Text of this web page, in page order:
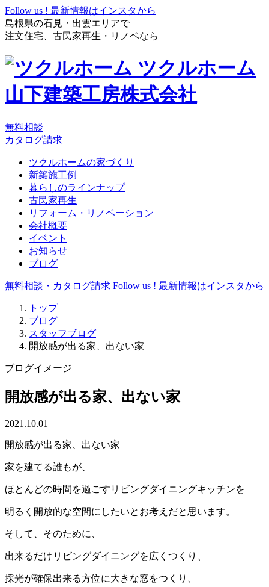
Follow us ! 最新情報はインスタから
島根県の石見・出雲エリアで
注文住宅、古民家再生・リノベなら
ツクルホーム
山下建築工房株式会社
無料相談
カタログ請求
ツクルホームの家づくり
新築施工例
暮らしのラインナップ
古民家再生
リフォーム・リノベーション
会社概要
イベント
お知らせ
ブログ
無料相談・カタログ請求 Follow us ! 最新情報はインスタから
トップ
ブログ
スタッフブログ
開放感が出る家、出ない家
ブログイメージ
開放感が出る家、出ない家
2021.10.01
開放感が出る家、出ない家
家を建てる誰もが、
ほとんどの時間を過ごすリビングダイニングキッチンを
明るく開放的な空間にしたいとお考えだと思います。
そして、そのために、
出来るだけリビングダイニングを広くつくり、
採光が確保出来る方位に大きな窓をつくり、